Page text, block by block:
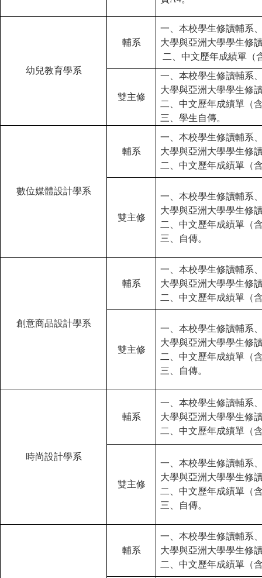
幼兒教育學系
輔系
一、本校學生修讀輔系
大學與亞洲大學學生修
二、中文歷年成績單（
雙主修
一、本校學生修讀輔系
大學與亞洲大學學生修
二、中文歷年成績單（
三、學生自傳。
數位媒體設計學系
輔系
一、本校學生修讀輔系
大學與亞洲大學學生修
二、中文歷年成績單（
雙主修
一、本校學生修讀輔系
大學與亞洲大學學生修
二、中文歷年成績單（
三、自傳。
創意商品設計學系
輔系
一、本校學生修讀輔系
大學與亞洲大學學生修
二、中文歷年成績單（
雙主修
一、本校學生修讀輔系
大學與亞洲大學學生修
二、中文歷年成績單（
三、自傳。
時尚設計學系
輔系
一、本校學生修讀輔系
大學與亞洲大學學生修
二、中文歷年成績單（
雙主修
一、本校學生修讀輔系
大學與亞洲大學學生修
二、中文歷年成績單（
三、自傳。
輔系
一、本校學生修讀輔系
大學與亞洲大學學生修
二、中文歷年成績單（